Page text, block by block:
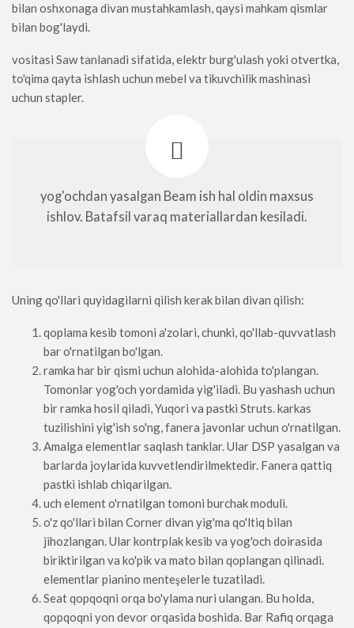
bilan oshxonaga divan mustahkamlash, qaysi mahkam qismlar
bilan bog'laydi.
vositasi Saw tanlanadi sifatida, elektr burg'ulash yoki otvertka,
to'qima qayta ishlash uchun mebel va tikuvchilik mashinasi
uchun stapler.
yog'ochdan yasalgan Beam ish hal oldin maxsus
ishlov. Batafsil varaq materiallardan kesiladi.
Uning qo'llari quyidagilarni qilish kerak bilan divan qilish:
qoplama kesib tomoni a'zolari, chunki, qo'llab-quvvatlash
bar o'rnatilgan bo'lgan.
ramka har bir qismi uchun alohida-alohida to'plangan.
Tomonlar yog'och yordamida yig'iladi. Bu yashash uchun
bir ramka hosil qiladi, Yuqori va pastki Struts. karkas
tuzilishini yig'ish so'ng, fanera javonlar uchun o'rnatilgan.
Amalga elementlar saqlash tanklar. Ular DSP yasalgan va
barlarda joylarida kuvvetlendirilmektedir. Fanera qattiq
pastki ishlab chiqarilgan.
uch element o'rnatilgan tomoni burchak moduli.
o'z qo'llari bilan Corner divan yig'ma qo'ltiq bilan
jihozlangan. Ular kontrplak kesib va ​​yog'och doirasida
biriktirilgan va ko'pik va mato bilan qoplangan qilinadi.
elementlar pianino menteşelerle tuzatiladi.
Seat qopqoqni orqa bo'ylama nuri ulangan. Bu holda,
qopqoqni yon devor orqasida boshida. Bar Rafiq orqaga